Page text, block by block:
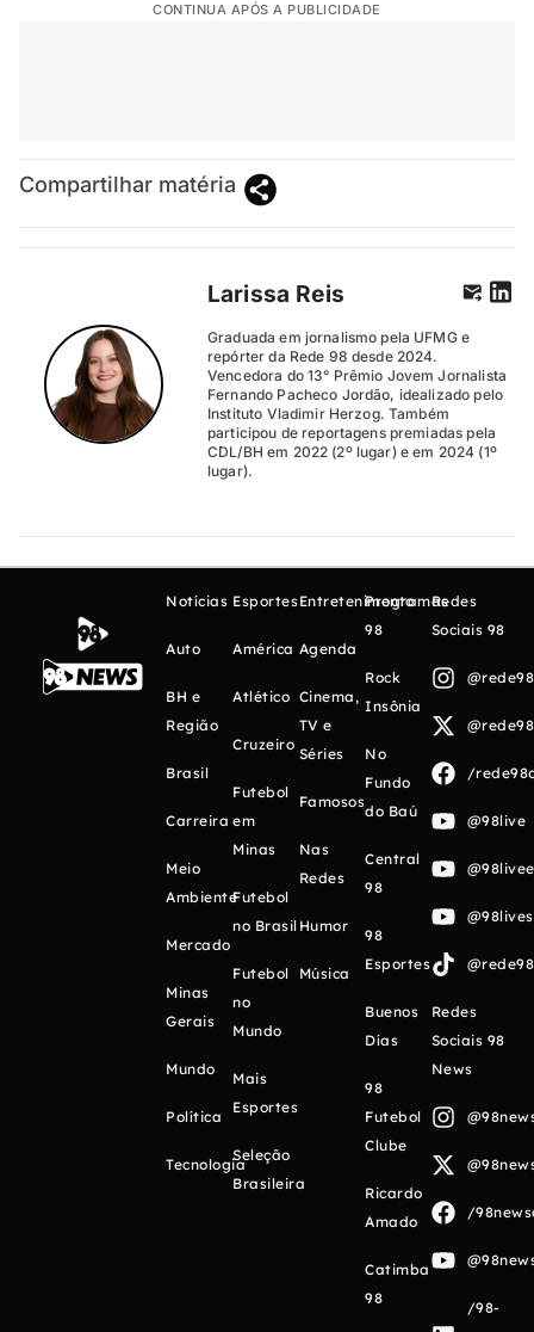
CONTINUA APÓS A PUBLICIDADE
Compartilhar matéria
Larissa Reis
Graduada em jornalismo pela UFMG e
repórter da Rede 98 desde 2024.
Vencedora do 13° Prêmio Jovem Jornalista
Fernando Pacheco Jordão, idealizado pelo
Instituto Vladimir Herzog. Também
participou de reportagens premiadas pela
CDL/BH em 2022 (2º lugar) e em 2024 (1º
lugar).
Notícias
Auto
BH e
Região
Brasil
Carreira
Meio
Ambiente
Mercado
Minas
Gerais
Mundo
Política
Tecnologia
Esportes
América
Atlético
Cruzeiro
Futebol
em
Minas
Futebol
no Brasil
Futebol
no
Mundo
Mais
Esportes
Seleção
Brasileira
Entretenimento
Agenda
Cinema,
TV e
Séries
Famosos
Nas
Redes
Humor
Música
Programas
98
Rock
Insônia
No
Fundo
do Baú
Central
98
98
Esportes
Buenos
Días
98
Futebol
Clube
Ricardo
Amado
Catimba
98
Redes
Sociais 98
/
@98live
Redes
Sociais 98
News
/
/98-